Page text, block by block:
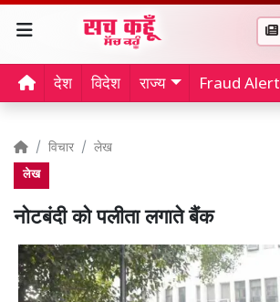
देश विदेश राज्य Fraud Alert
विचार लेख
लेख
नोटबंदी को पलीता लगाते बैंक